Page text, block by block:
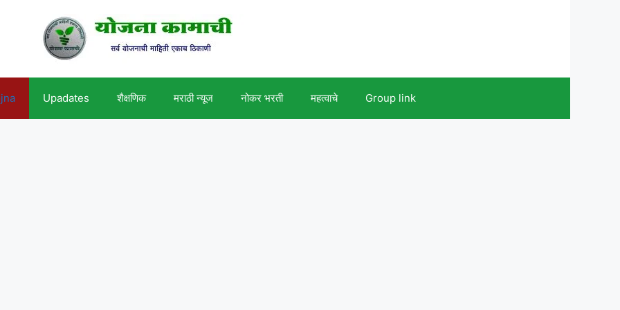
Upadates शैक्षणिक मराठी न्यूज नोकर भरती महत्वाचे Group link